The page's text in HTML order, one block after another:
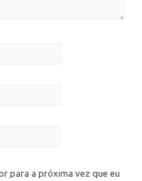
para a próxima vez que eu